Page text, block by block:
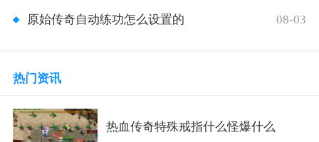
原始传奇自动练功怎么设置的 08-03
热门资讯
热血传奇特殊戒指什么怪爆什么